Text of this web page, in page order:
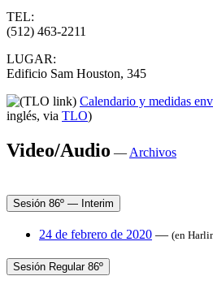
TEL:
(512) 463-2211
LUGAR:
Edificio Sam Houston, 345
Calendario y medidas
inglés, via TLO)
Video/Audio — Archivos
Sesión 86º — Interim
24 de febrero de 2020 — (en
Sesión Regular 86º